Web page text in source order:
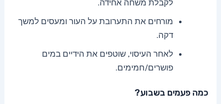
לקבלת משחה אחידה.
מורחים את התערובת על העור ומעסים למשך
דקה.
לאחר העיסוי, שוטפים את הידיים במים
פושרים/חמימים.
כמה פעמים בשבוע?